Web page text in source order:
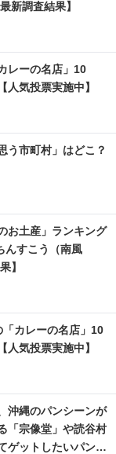
新調査結果】
レーの名店」10
気投票実施中】
う市町村」はどこ？
お土産」ランキング
すこう（南風
】
「カレーの名店」10
気投票実施中】
沖縄のパンシーンが
「宗像堂」や読谷村
ゲットしたいパンの